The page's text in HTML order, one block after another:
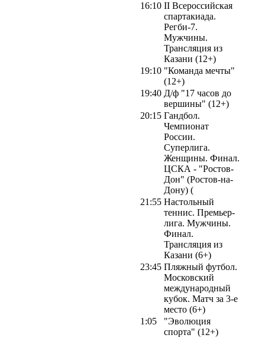
16:10 II Всероссийская
спартакиада.
Регби-7.
Мужчины.
Трансляция из
Казани (12+)
19:10 "Команда мечты"
(12+)
19:40 Д/ф "17 часов до
вершины" (12+)
20:15 Гандбол.
Чемпионат
России.
Суперлига.
Женщины. Финал.
ЦСКА - "Ростов-
Дон" (Ростов-на-
Дону) (
21:55 Настольный
теннис. Премьер-
лига. Мужчины.
Финал.
Трансляция из
Казани (6+)
23:45 Пляжный футбол.
Московский
международный
кубок. Матч за 3-е
место (6+)
1:05
"Эволюция
спорта" (12+)